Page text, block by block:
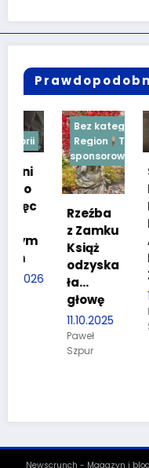
Bez kategorii
Region
Treść
sponsorowana
Rzeźba
z Zamku
Książ
odzyska
ła…
11.10.2025
Bez
KARTĘ
Szpur
Newscrunch - Magazyn i blog